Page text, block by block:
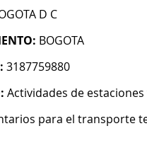
D C
BOGOTA
3187759880
Actividades de
para el transporte